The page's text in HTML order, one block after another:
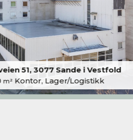
51, 3077 Sande i Vestfold
m² Kontor, Lager/Logistikk